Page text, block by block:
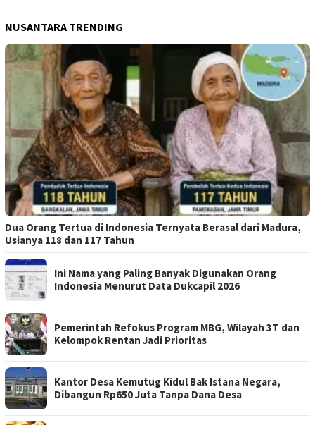
NUSANTARA TRENDING
Dua Orang Tertua di Indonesia Ternyata Berasal dari Madura,
Usianya 118 dan 117 Tahun
Ini Nama yang Paling Banyak Digunakan Orang
Indonesia Menurut Data Dukcapil 2026
Pemerintah Refokus Program MBG, Wilayah 3T dan
Kelompok Rentan Jadi Prioritas
Kantor Desa Kemutug Kidul Bak Istana Negara,
Dibangun Rp650 Juta Tanpa Dana Desa